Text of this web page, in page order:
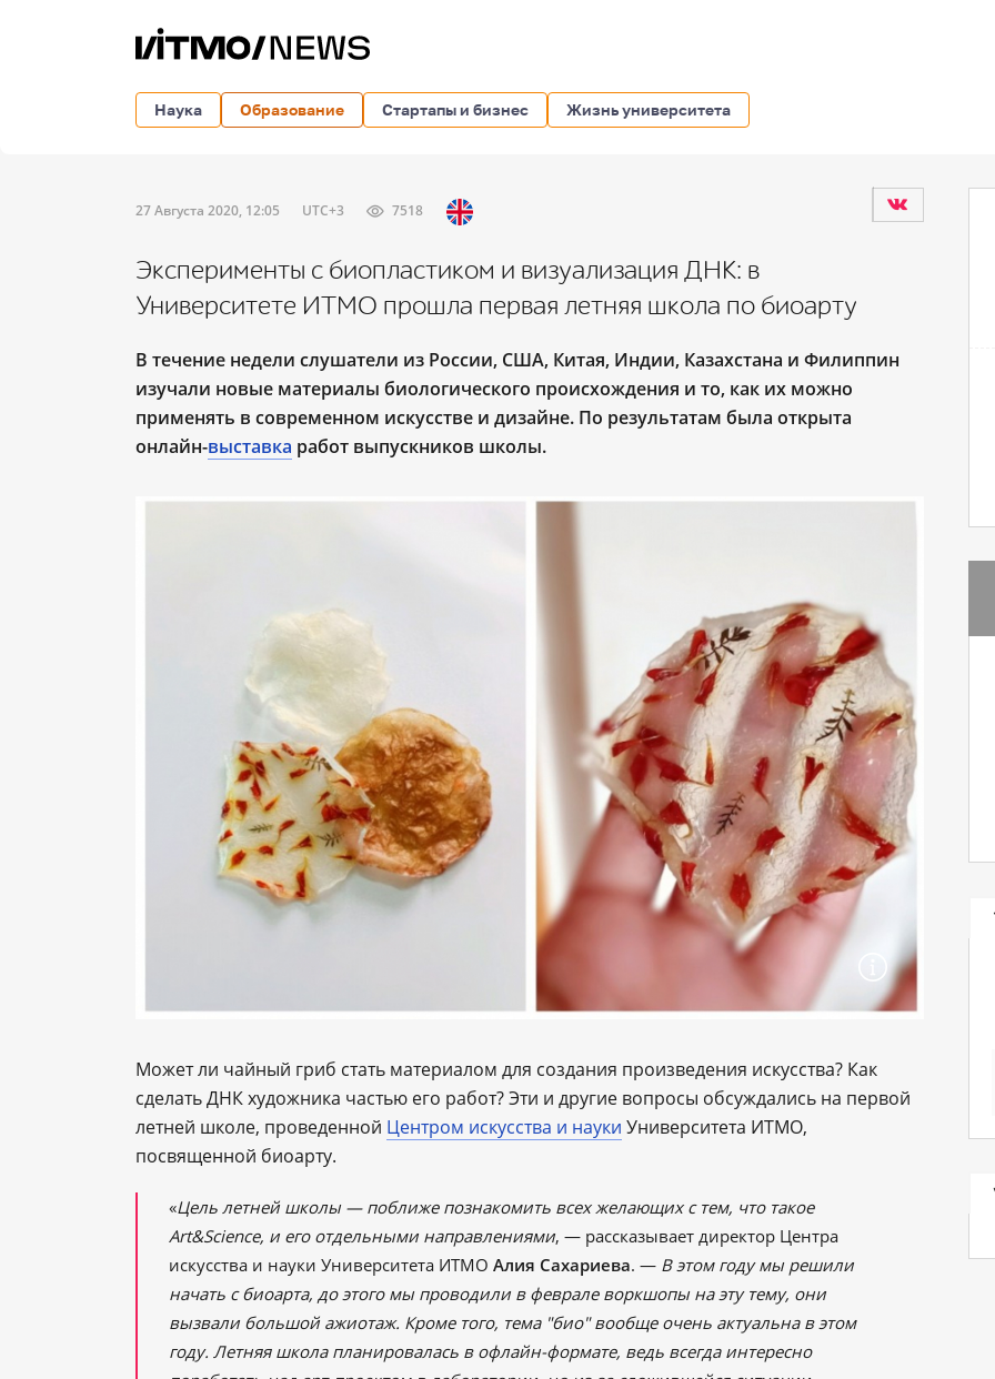
Наука Образование Стартапы и бизнес Жизнь университета
27 Августа 2020, 12:05 UTC+3 7518
Эксперименты с биопластиком и визуализация ДНК: в
Университете ИТМО прошла первая летняя школа по биоарту
В течение недели слушатели из России, США, Китая, Индии, Казахстана и Филиппин
изучали новые материалы биологического происхождения и то, как их можно
применять в современном искусстве и дизайне. По результатам была открыта
онлайн-выставка работ выпускников школы.
Может ли чайный гриб стать материалом для создания произведения искусства? Как
сделать ДНК художника частью его работ? Эти и другие вопросы обсуждались на первой
летней школе, проведенной Центром искусства и науки Университета ИТМО,
посвященной биоарту.
«Цель летней школы ― поближе познакомить всех желающих с тем, что такое
Art&Science, и его отдельными направлениями, ― рассказывает директор Центра
искусства и науки Университета ИТМО Алия Сахариева. ― В этом году мы решили
начать с биоарта, до этого мы проводили в феврале воркшопы на эту тему, они
вызвали большой ажиотаж. Кроме того, тема "био" вообще очень актуальна в этом
году. Летняя школа планировалась в офлайн-формате, ведь всегда интересно